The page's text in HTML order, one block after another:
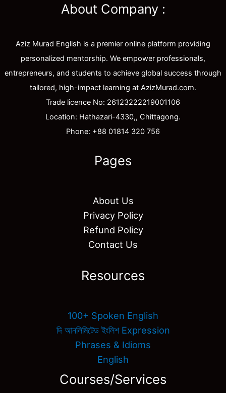
About Company :
Aziz Murad English is a premier online platform providing
personalized mentorship. We empower professionals,
entrepreneurs, and students to achieve global success through
tailored, high-impact learning at AzizMurad.com.
Trade licence No: 26123222219001106
Location: Hathazari-4330,, Chittagong.
Phone: +88 01814 320 756
Pages
About Us
Privacy Policy
Refund Policy
Contact Us
Resources
100+ Spoken English
দি আনলিমিটেড ইংলিশ Expression
Phrases & Idioms
English
Courses/Services